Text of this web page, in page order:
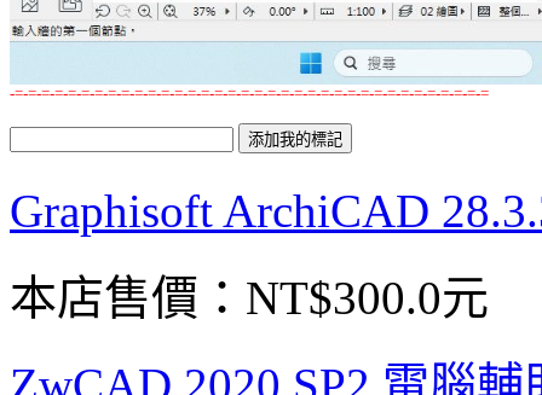
-=-=-=-=-=-=-=-=-=-=-=-=-=-=-=-=-=-=-=-=-=-=-=-=-=-=-=-=-=-=-=-=-=-=-=-=
Graphisoft ArchiCAD
本店售價： NT$300.0元
ZwCAD 2020 SP2 電腦